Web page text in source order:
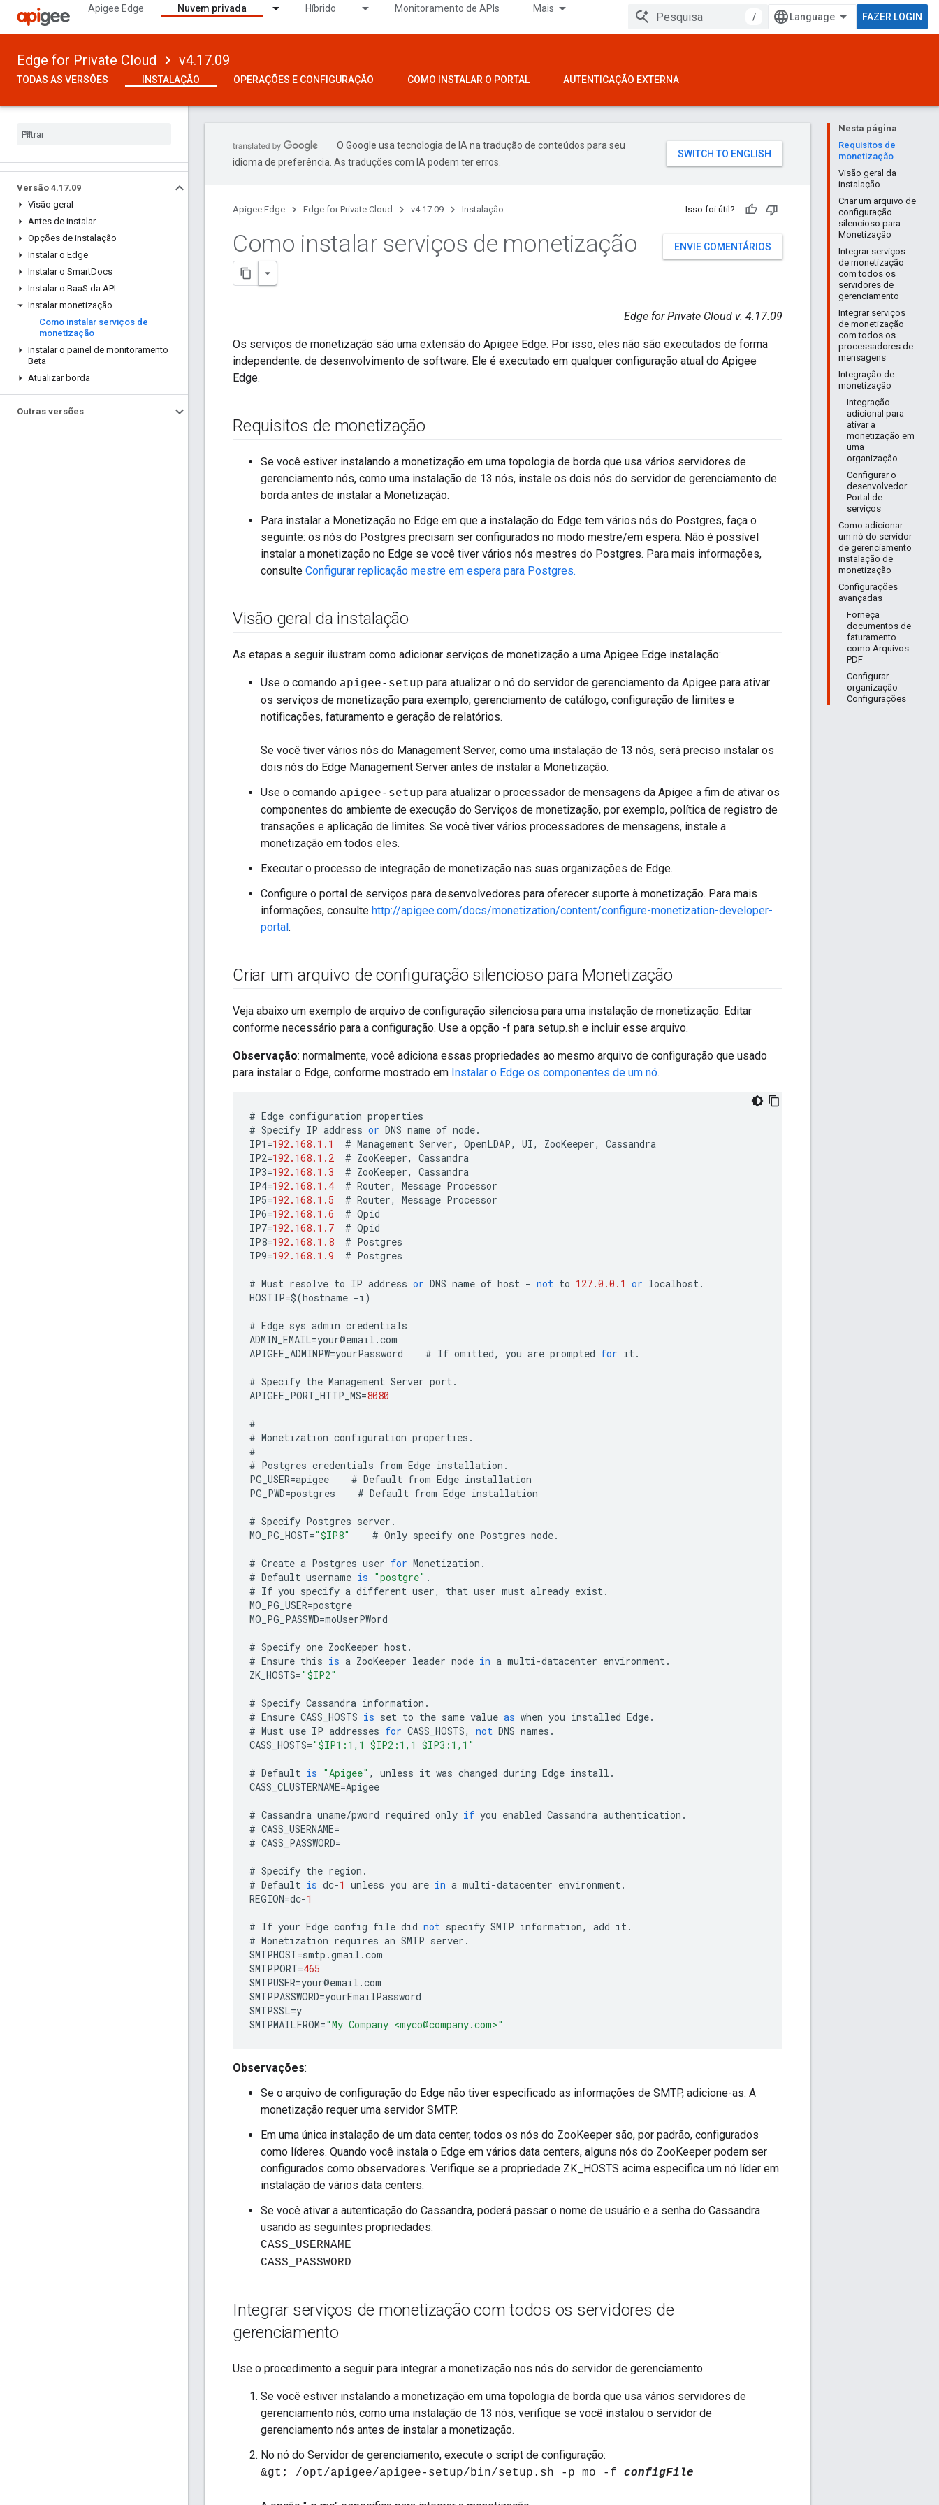
Apigee Edge Nuvem privada Híbrido Monitoramento de APIs Mais
/ FAZER LOGIN
Edge for Private Cloud v4.17.09
TODAS AS VERSÕES INSTALAÇÃO OPERAÇÕES E CONFIGURAÇÃO COMO INSTALAR O PORTAL AUTENTICAÇÃO EXTERNA
Versão 4.17.09
Visão geral
Antes de instalar
Opções de instalação
Instalar o Edge
Instalar o SmartDocs
Instalar o BaaS da API
Instalar monetização
Como instalar serviços de
monetização
Instalar o painel de monitoramento
Beta
Atualizar borda
Outras versões
Nesta página
Requisitos de
monetização
Visão geral da
instalação
Criar um arquivo de
configuração
silencioso para
Monetização
Integrar serviços
de monetização
com todos os
servidores de
gerenciamento
Integrar serviços
de monetização
com todos os
processadores de
mensagens
Integração de
monetização
Integração
adicional para
ativar a
monetização em
uma
organização
Configurar o
desenvolvedor
Portal de
serviços
Como adicionar
um nó do servidor
de gerenciamento
instalação de
monetização
Configurações
avançadas
Forneça
documentos de
faturamento
como Arquivos
PDF
Configurar
organização
Configurações
O Google usa tecnologia de IA na tradução de conteúdos para seu
idioma de preferência. As traduções com IA podem ter erros.
Apigee Edge Edge for Private Cloud v4.17.09 Instalação Isso foi útil?
ENVIE COMENTÁRIOS
Como instalar serviços de monetização
Edge for Private Cloud v. 4.17.09
Os serviços de monetização são uma extensão do Apigee Edge. Por isso, eles não são executados de forma
independente. de desenvolvimento de software. Ele é executado em qualquer configuração atual do Apigee
Edge.
Requisitos de monetização
Se você estiver instalando a monetização em uma topologia de borda que usa vários servidores de
gerenciamento nós, como uma instalação de 13 nós, instale os dois nós do servidor de gerenciamento de
borda antes de instalar a Monetização.
Para instalar a Monetização no Edge em que a instalação do Edge tem vários nós do Postgres, faça o
seguinte: os nós do Postgres precisam ser configurados no modo mestre/em espera. Não é possível
instalar a monetização no Edge se você tiver vários nós mestres do Postgres. Para mais informações,
consulte Configurar replicação mestre em espera para Postgres.
Visão geral da instalação
As etapas a seguir ilustram como adicionar serviços de monetização a uma Apigee Edge instalação:
Use o comando apigee-setup para atualizar o nó do servidor de gerenciamento da Apigee para ativar
os serviços de monetização para exemplo, gerenciamento de catálogo, configuração de limites e
notificações, faturamento e geração de relatórios.
Se você tiver vários nós do Management Server, como uma instalação de 13 nós, será preciso instalar os
dois nós do Edge Management Server antes de instalar a Monetização.
Use o comando apigee-setup para atualizar o processador de mensagens da Apigee a fim de ativar os
componentes do ambiente de execução do Serviços de monetização, por exemplo, política de registro de
transações e aplicação de limites. Se você tiver vários processadores de mensagens, instale a
monetização em todos eles.
Executar o processo de integração de monetização nas suas organizações de Edge.
Configure o portal de serviços para desenvolvedores para oferecer suporte à monetização. Para mais
informações, consulte http://apigee.com/docs/monetization/content/configure-monetization-developer-
portal.
Criar um arquivo de configuração silencioso para Monetização
Veja abaixo um exemplo de arquivo de configuração silenciosa para uma instalação de monetização. Editar
conforme necessário para a configuração. Use a opção -f para setup.sh e incluir esse arquivo.
Observação: normalmente, você adiciona essas propriedades ao mesmo arquivo de configuração que usado
para instalar o Edge, conforme mostrado em Instalar o Edge os componentes de um nó.
# Edge configuration properties
# Specify IP address or DNS name of node.
IP1 =192.168.1.1 # Management Server, OpenLDAP, UI, ZooKeeper,
Cassandra
IP2=192.168.1.2 # ZooKeeper,
Cassandra
IP3=192.168.1.3 # ZooKeeper,
Cassandra
IP4=192.168.1.4 # Router, Message Processor
IP5=192.168.1.5 # Router, Message Processor
IP6=192.168.1.6 # Qpid
IP7=192.168.1.7 # Qpid
IP8=192.168.1.8 # Postgres
IP9=192.168.1.9 # Postgres
# Must resolve to IP address or DNS name of host - not to 127.0.0.1 or localhost.
HOSTIP=$(hostname -i)
# Edge sys admin credentials
ADMIN_EMAIL=your@email .com
APIGEE_ADMINPW=yourPassword # If omitted, you are prompted for it.
# Specify the Management Server port.
APIGEE_PORT_HTTP_MS=8080
#
# Monetization configuration properties .
#
# Postgres credentials from Edge installation .
PG_USER=apigee # Default from Edge installation
PG_PWD=postgres # Default from Edge installation
# Specify Postgres server .
MO_PG_HOST="$IP8" # Only specify one Postgres node.
# Create a Postgres user for Monetization .
# Default username is "postgre" .
# If you specify a different user, that user must already exist.
MO_PG_USER=postgre
MO_PG_PASSWD=moUserPWord
# Specify one ZooKeeper host.
# Ensure this is a ZooKeeper leader node in a multi-datacenter environment.
ZK_HOSTS="$IP2"
# Specify Cassandra information .
# Ensure CASS_HOSTS is set to the same value as when you installed Edge.
# Must use IP addresses for CASS_HOSTS, not DNS names .
CASS_HOSTS="$IP1:1,1 $IP2:1,1 $IP3:1,1"
# Default is "Apigee" , unless it was changed during Edge install .
CASS_CLUSTERNAME=Apigee
# Cassandra uname/pword required only if you enabled Cassandra authentication .
# CASS_USERNAME=
# CASS_PASSWORD=
# Specify the region .
# Default is dc-1 unless you are in a multi-datacenter environment.
REGION=dc-1
# If your Edge config file did not specify SMTP information, add it.
# Monetization requires an SMTP server .
SMTPHOST=smtp .gmail .com
SMTPPORT=465
SMTPUSER=your@email .com
SMTPPASSWORD=yourEmailPassword
SMTPSSL=y
SMTPMAILFROM="My Company <myco@company.com>"
Observações:
Se o arquivo de configuração do Edge não tiver especificado as informações de SMTP, adicione-as. A
monetização requer uma servidor SMTP.
Em uma única instalação de um data center, todos os nós do ZooKeeper são, por padrão, configurados
como líderes. Quando você instala o Edge em vários data centers, alguns nós do ZooKeeper podem ser
configurados como observadores. Verifique se a propriedade ZK_HOSTS acima especifica um nó líder em
instalação de vários data centers.
Se você ativar a autenticação do Cassandra, poderá passar o nome de usuário e a senha do Cassandra
usando as seguintes propriedades:
CASS_USERNAME
CASS_PASSWORD
Integrar serviços de monetização com todos os servidores de
gerenciamento
Use o procedimento a seguir para integrar a monetização nos nós do servidor de gerenciamento.
Se você estiver instalando a monetização em uma topologia de borda que usa vários servidores de
gerenciamento nós, como uma instalação de 13 nós, verifique se você instalou o servidor de
gerenciamento nós antes de instalar a monetização.
No nó do Servidor de gerenciamento, execute o script de configuração:
&gt; /opt/apigee/apigee-setup/bin/setup.sh -p mo -f configFile